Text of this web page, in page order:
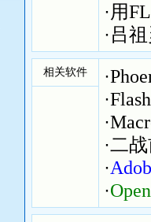
·用
·吕
相关软件 ·
·
·
·二
·
·